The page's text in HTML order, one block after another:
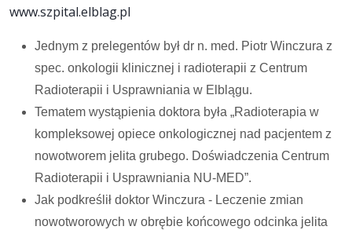
www.szpital.elblag.pl
Jednym z prelegentów był dr n. med. Piotr Winczura z
spec. onkologii klinicznej i radioterapii z Centrum
Radioterapii i Usprawniania w Elblągu.
Tematem wystąpienia doktora była „Radioterapia w
kompleksowej opiece onkologicznej nad pacjentem z
nowotworem jelita grubego. Doświadczenia Centrum
Radioterapii i Usprawniania NU-MED”.
Jak podkreślił doktor Winczura - Leczenie zmian
nowotworowych w obrębie końcowego odcinka jelita